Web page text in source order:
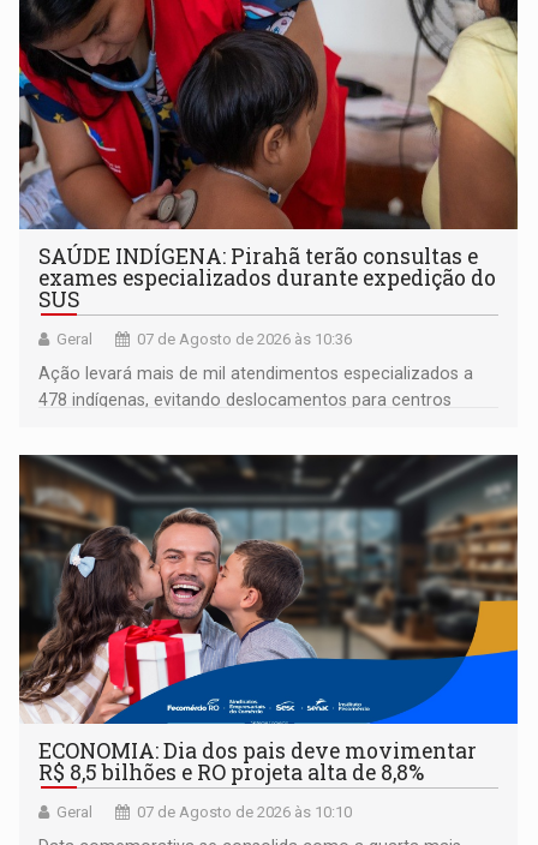
SAÚDE INDÍGENA: Pirahã terão consultas e
exames especializados durante expedição do
SUS
Geral 07 de Agosto de 2026 às 10:36
Ação levará mais de mil atendimentos especializados a
478 indígenas, evitando deslocamentos para centros
ECONOMIA: Dia dos pais deve movimentar
R$ 8,5 bilhões e RO projeta alta de 8,8%
Geral 07 de Agosto de 2026 às 10:10